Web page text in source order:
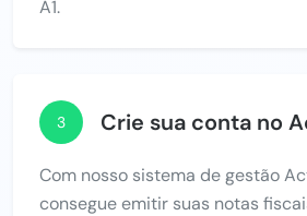
A1.
3 Crie sua conta no
Com nosso sistema de gestão
consegue emitir suas notas